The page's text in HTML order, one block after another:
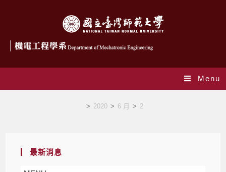
Menu
> 2020 > 6 月 > 2
最新消息